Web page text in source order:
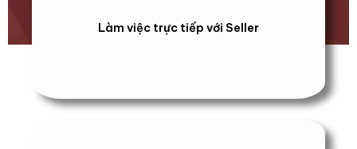
Làm việc trực tiếp với Seller